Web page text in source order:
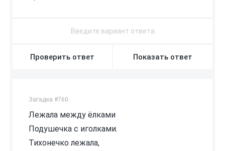
Проверить ответ Показать ответ
Загадка #760
Лежала между ёлками
Подушечка с иголками.
Тихонечко лежала,